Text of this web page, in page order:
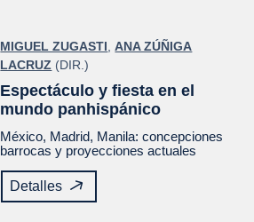
MIGUEL ZUGASTI ,ANA ZÚÑIGA
LACRUZ (DIR.)
Espectáculo y fiesta en el
mundo panhispánico
México, Madrid, Manila: concepciones
barrocas y proyecciones actuales
Detalles